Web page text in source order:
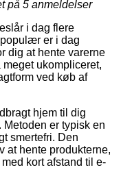
på 5 anmeldelser
i dag flere
er i dag
dig at hente varerne
ukompliceret,
ved køb af
hjem til dig
er typisk en
smertefri. Den
at hente produkterne,
kort afstand til e-